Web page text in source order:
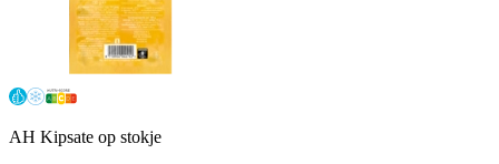
AH Kipsate op stokje